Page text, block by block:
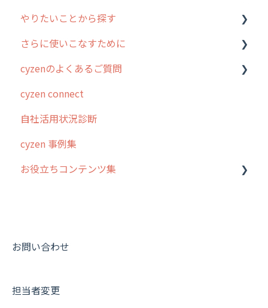
ユーザー・グループ管理
行動管理
予定管理
スポット
ステータス・主観
報告書・行動種別
勤怠管理
帳票出力
商品
アプリの使い始め
ホーム画面
スポット
報告閲覧
予定
日報
履歴
パフォーマンス
お知らせ
やりたいことから探す
行動管理
勤怠管理
予定管理
スポット
ステータス・主観
報告書・行動種別
活動通知
商品
さらに使いこなすために
はじめに
スポット・ステータス関連オプション
交通費自動計算
安全走行支援
写真管理・高画質化
その他オプション
契約・その他
cyzenのよくあるご質問
ログインについて
グループ・ユーザーについて
GPS・位置情報 について
ルート自動記録 について
報告書について
メンバー画面について
cyzen connect
自社活用状況診断
cyzen 事例集
お役立ちコンテンツ集
動画集：共通
お問い合わせ
担当者変更